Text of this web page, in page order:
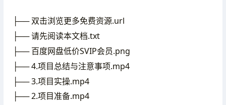
├── 双击浏览更多免费资源.url
├── 请先阅读本文档.txt
├── 百度网盘低价SVIP会员.png
├── 4.项目总结与注意事项.mp4
├── 3.项目实操.mp4
├── 2.项目准备.mp4